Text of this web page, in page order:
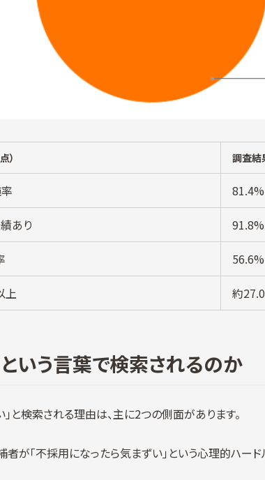
） 調査結
81.4%
あり 91.8%
56.6%
上 約
という言葉で検索されるのか
」と検索される理由は、主に2つの側面があります。
が「不採用になったら気まずい」という心理的ハード